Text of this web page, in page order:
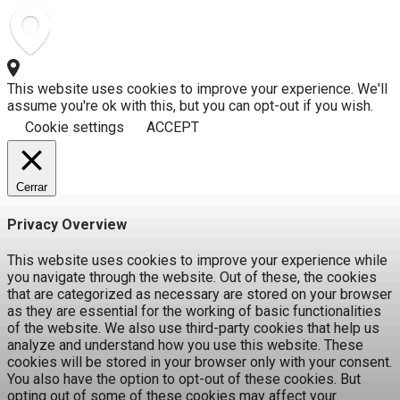
This website uses cookies to improve your experience. We'll
assume you're ok with this, but you can opt-out if you wish.
Cookie settings
ACCEPT
Cerrar
Privacy Overview
This website uses cookies to improve your experience while
you navigate through the website. Out of these, the cookies
that are categorized as necessary are stored on your browser
as they are essential for the working of basic functionalities
of the website. We also use third-party cookies that help us
analyze and understand how you use this website. These
cookies will be stored in your browser only with your consent.
You also have the option to opt-out of these cookies. But
opting out of some of these cookies may affect your